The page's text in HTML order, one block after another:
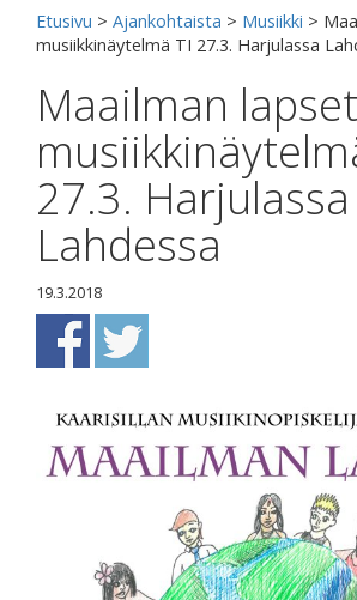
Etusivu > Ajankohtaista > Musiikki >
musiikkinäytelmä TI 27.3. Harjulassa
Maailman
27.3. Harjulassa
Lahdessa
19.3.2018